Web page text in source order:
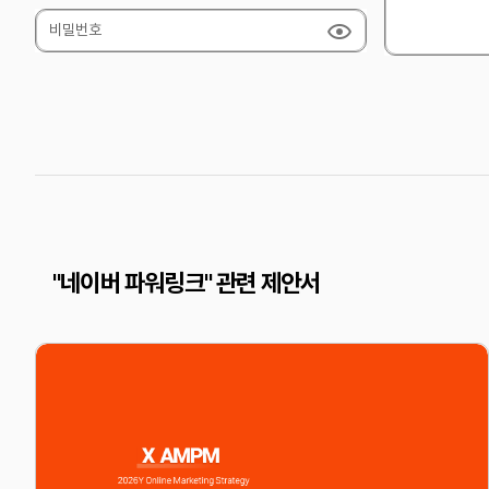
비밀번호
"네이버 파워링크" 관련 제안서